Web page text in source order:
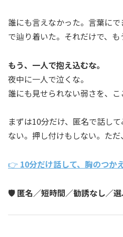
誰にも言えなかった。言葉に
で辿り着いた。それだけで、も
もう、一人で抱え込むな。
夜中に一人で泣くな。
誰にも見せられない弱さを、こ
まずは10分だけ、匿名で話し
ない。押し付けもしない。ただ
👉 10分だけ話して、胸のつか
🛡️ 匿名／短時間／勧誘なし／